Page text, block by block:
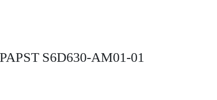
S6D630-AM01-01